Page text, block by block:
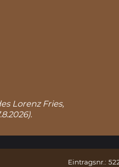
Lorenz Fries,
Eintragsnr.: